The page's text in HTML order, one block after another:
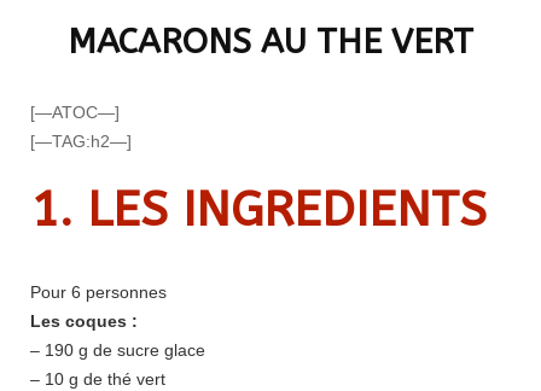
MACARONS AU THE VERT
[—ATOC—]
[—TAG:h2—]
1. LES INGREDIENTS
Pour 6 personnes
Les coques :
– 190 g de sucre glace
– 10 g de thé vert